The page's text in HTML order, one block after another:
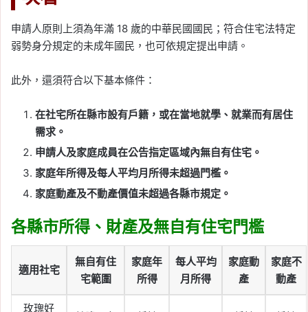
申請人原則上須為年滿 18 歲的中華民國國民；符合住宅法特定
弱勢身分規定的未成年國民，也可依規定提出申請。
此外，還須符合以下基本條件：
在社宅所在縣市設有戶籍，或在當地就學、就業而有居住
需求。
申請人及家庭成員在公告指定區域內無自有住宅。
家庭年所得及每人平均月所得未超過門檻。
家庭動產及不動產價值未超過各縣市規定。
各縣市所得、財產及無自有住宅門檻
適用社宅
無自有住
宅範圍
家庭年
所得
每人平均
月所得
家庭動
產
家庭不
動產
玫瑰好